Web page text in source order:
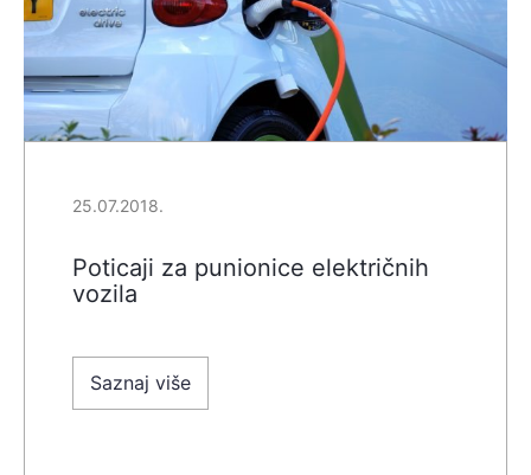
25.07.2018.
Poticaji za punionice električnih
vozila
Saznaj više